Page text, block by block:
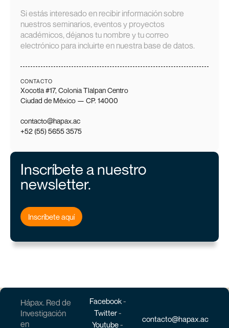
Si estás interesado en recibir información sobre
nuestros seminarios, eventos y proyectos
académicos, déjanos tu nombre y tu correo
electrónico para incluirte en nuestra base de datos.
CONTACTO
Xocotla #17, Colonia Tlalpan Centro
Ciudad de México — CP. 14000
contacto@hapax.ac
+52 (55) 5655 3575
Inscríbete a nuestro
newsletter.
Inscríbete aquí
Hápax. Red de
Investigación
en
Facebook-
Twitter-
Youtube-
contacto@hapax.ac